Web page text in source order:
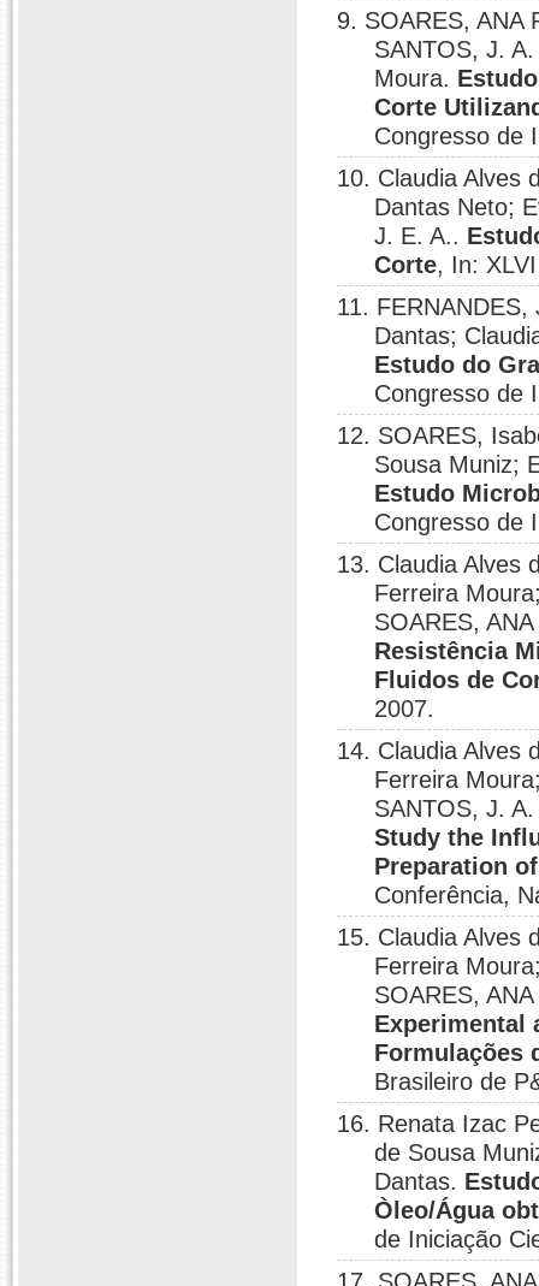
9. SOARES, ANA
SANTOS, J.
Moura.
Corte
Congresso de
10. Claudia Alves
Dantas Neto;
J. E. A..
Corte, In:
11.
Dantas;
Estudo do
Congresso de
12. SOARES,
Sousa Muniz;
Estudo
Congresso de
13. Claudia Alves
Ferreira
SOARES,
Resistência
Fluidos de
2007.
14. Claudia Alves
Ferreira
SANTOS, J.
Study the
Preparation
Conferência,
15. Claudia Alves
Ferreira
SOARES,
Experimental
Formulações
Brasileiro de
16. Renata Izac
de Sousa
Dantas.
Òleo/Água
de Iniciação